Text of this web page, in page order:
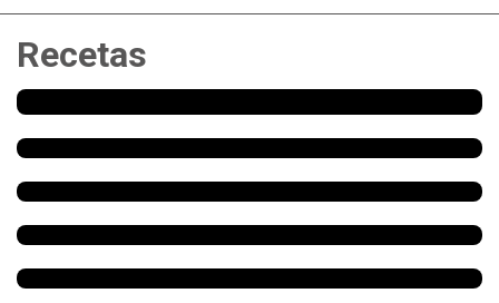
Recetas